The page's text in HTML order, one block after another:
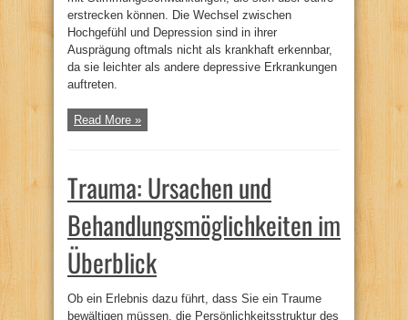
erstrecken können. Die Wechsel zwischen
Hochgefühl und Depression sind in ihrer
Ausprägung oftmals nicht als krankhaft erkennbar,
da sie leichter als andere depressive Erkrankungen
auftreten.
Read More »
Trauma: Ursachen und
Behandlungsmöglichkeiten im
Überblick
Ob ein Erlebnis dazu führt, dass Sie ein Traume
bewältigen müssen, die Persönlichkeitsstruktur des